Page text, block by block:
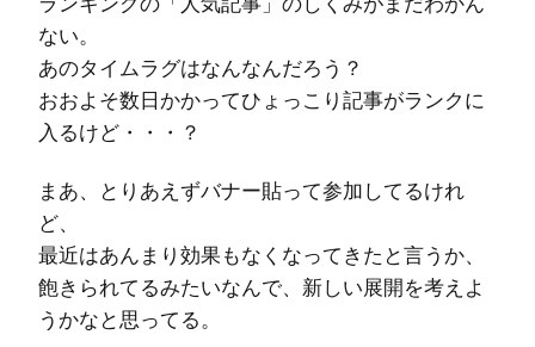
ない。
あのタイムラグはなんなんだろう？
おおよそ数日かかってひょっこり記事がランクに
入るけど・・・？
まあ、とりあえずバナー貼って参加してるけれ
ど、
最近はあんまり効果もなくなってきたと言うか、
飽きられてるみたいなんで、新しい展開を考えよ
うかなと思ってる。